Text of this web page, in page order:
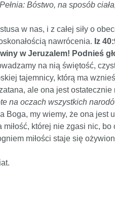
Bóstwo, na sposób
w nas, i z całej siły o
nawrócenia. Iz
w Jeruzalem! Podnieś
na nią świętość,
tajemnicy, którą ma
ale ona jest
na oczach wszystkich
Boga, my wiemy, że ona jest
której nie zgasi nic,
miłości staje się